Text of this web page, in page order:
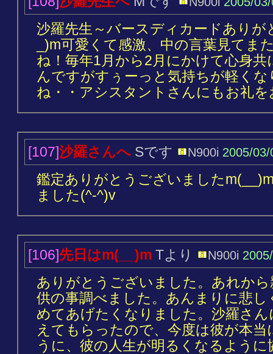
沙羅先生～バースディカードあり
_)m可愛くて感激、中の言葉見てま
ね！毎年1月から2月にかけて心身
んですがすぅーっと気持ちが軽く
ね・・アシスタントさんにもお礼
[107]沙羅さんへ Sです N900i 2005/
鑑定ありがとうございました
ました(^-^)v
[106]先日はm(__)m Tより N900i
ありがとうございました。あれか
供の事調べました。あんまりに悲
めてあげたくなりました。沙羅さ
えてもらったので、今度は彼が本
うに、彼の人生が明るくなるよう